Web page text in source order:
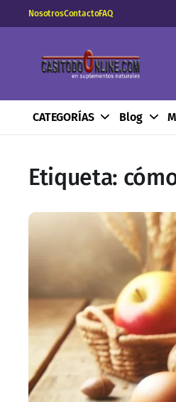
NosotrosContactoFAQ
CATEGORÍAS Blog
Etiqueta: